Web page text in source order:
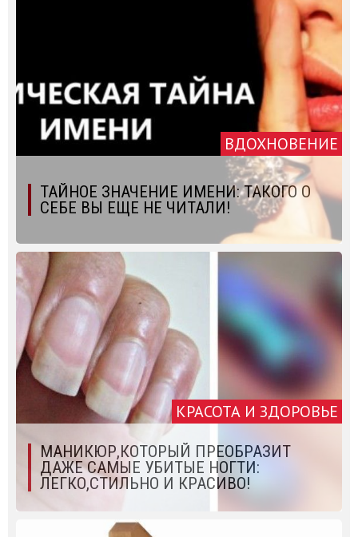
ВДОХНОВЕНИЕ
ТАЙНОЕ ЗНАЧЕНИЕ ИМЕНИ: ТАКОГО О
СЕБЕ ВЫ ЕЩЕ НЕ ЧИТАЛИ!
КРАСОТА И ЗДОРОВЬЕ
МАНИКЮР,КОТОРЫЙ ПРЕОБРАЗИТ
ДАЖЕ САМЫЕ УБИТЫЕ НОГТИ:
ЛЕГКО,СТИЛЬНО И КРАСИВО!